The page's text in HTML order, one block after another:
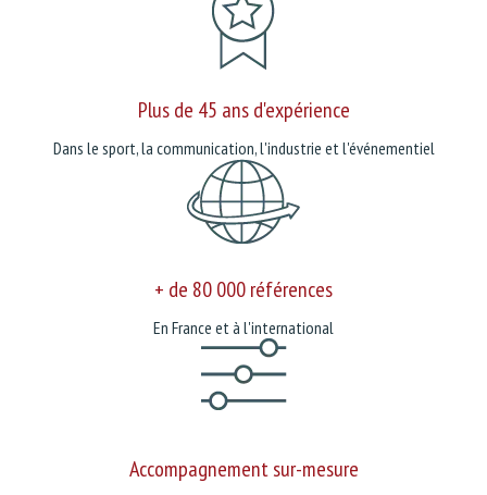
Plus de 45 ans d'expérience
Dans le sport, la communication, l'industrie et l'événementiel
+ de 80 000 références
En France et à l'international
Accompagnement sur-mesure